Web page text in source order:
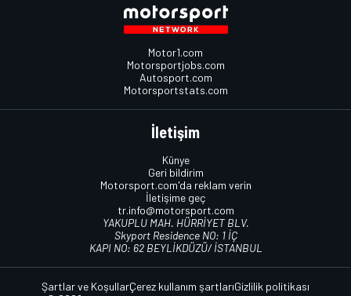
Motor1.com
Motorsportjobs.com
Autosport.com
Motorsportstats.com
İletişim
Künye
Geri bildirim
Motorsport.com'da reklam verin
İletişime geç
tr.info@motorsport.com
YAKUPLU MAH. HÜRRİYET BLV.
Skyport Residence NO: 1 İÇ
KAPI NO: 62 BEYLİKDÜZÜ/ İSTANBUL
Şartlar ve KoşullarÇerez kullanım şartlarıGizlilik politikası